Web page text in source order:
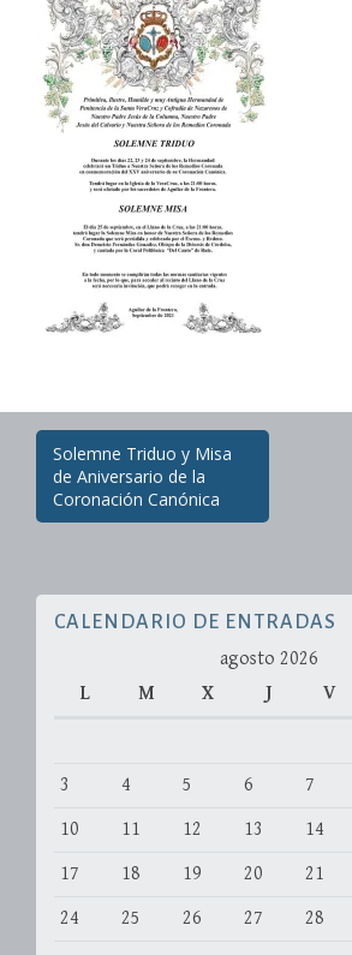
Post
navigation
Solemne Triduo y Misa
de Aniversario de la
Coronación Canónica
CALENDARIO DE ENTRADAS
agosto 2026
L
M X J V
3
4 5 6 7
10
11 12 13 14
17
18 19 20 21
24
25 26 27 28